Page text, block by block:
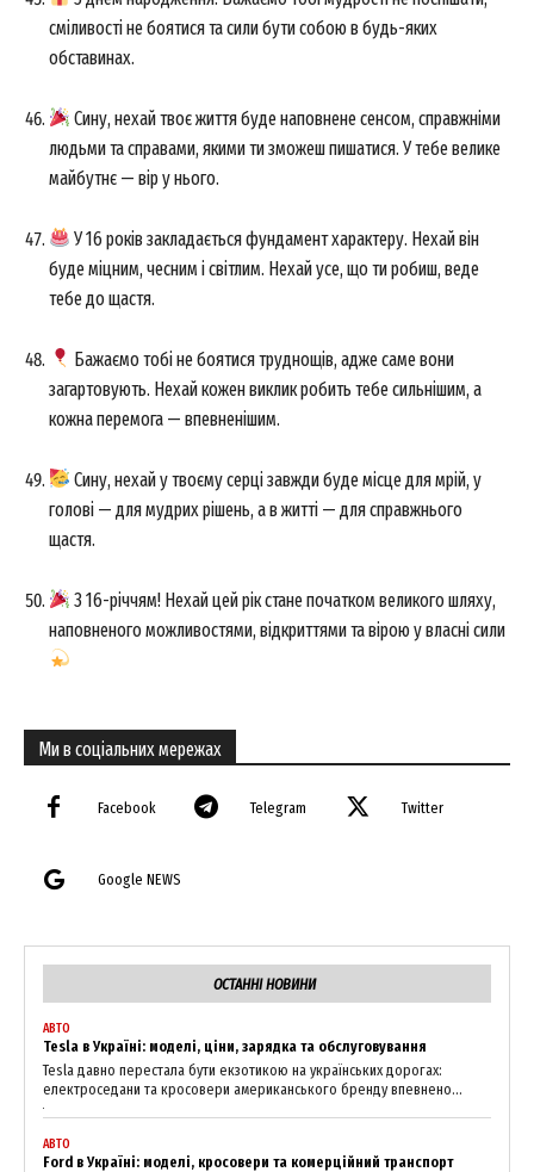
сміливості не боятися та сили бути собою в будь-яких
обставинах.
Сину, нехай твоє життя буде наповнене сенсом, справжніми
людьми та справами, якими ти зможеш пишатися. У тебе велике
майбутнє — вір у нього.
У 16 років закладається фундамент характеру. Нехай він
буде міцним, чесним і світлим. Нехай усе, що ти робиш, веде
тебе до щастя.
Бажаємо тобі не боятися труднощів, адже саме вони
загартовують. Нехай кожен виклик робить тебе сильнішим, а
кожна перемога — впевненішим.
Сину, нехай у твоєму серці завжди буде місце для мрій, у
голові — для мудрих рішень, а в житті — для справжнього
щастя.
З 16-річчям! Нехай цей рік стане початком великого шляху,
наповненого можливостями, відкриттями та вірою у власні сили
Ми в соціальних мережах
Facebook Telegram Twitter
Google NEWS
ОСТАННІ НОВИНИ
АВТО
Tesla в Україні: моделі, ціни, зарядка та обслуговування
Tesla давно перестала бути екзотикою на українських дорогах:
електроседани та кросовери американського бренду впевнено...
АВТО
Ford в Україні: моделі, кросовери та комерційний транспорт